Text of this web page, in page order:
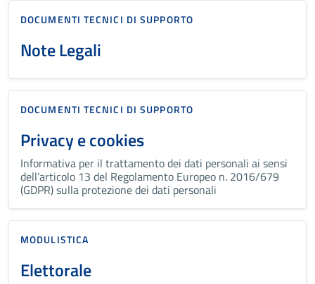
DOCUMENTI TECNICI DI SUPPORTO
Note Legali
DOCUMENTI TECNICI DI SUPPORTO
Privacy e cookies
Informativa per il trattamento dei dati personali ai sensi
dell’articolo 13 del Regolamento Europeo n. 2016/679
(GDPR) sulla protezione dei dati personali
MODULISTICA
Elettorale